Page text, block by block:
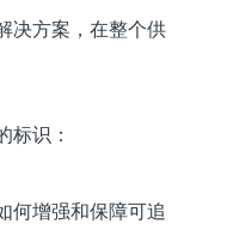
决方案，在整个供
标识：
何增强和保障可追